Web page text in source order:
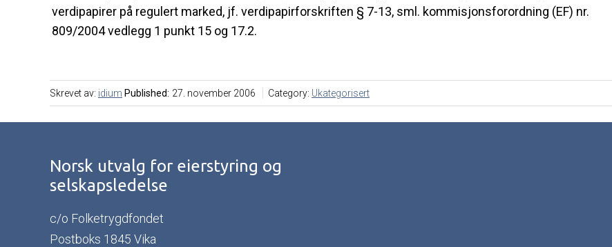
verdipapirer på regulert marked, jf. verdipapirforskriften § 7-13, sml. kommisjonsforordning (EF) nr.
809/2004 vedlegg 1 punkt 15 og 17.2.
Skrevet av: idium Published: 27. november 2006 Category: Ukategorisert
Norsk utvalg for eierstyring og
selskapsledelse
c/o Folketrygdfondet
Postboks 1845 Vika